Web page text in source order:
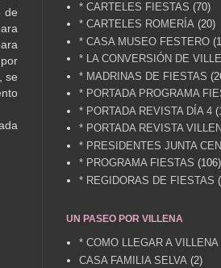
de
se
* CARTELES FIESTAS (70)
* CARTELES ROMERÍA (20)
* CASA MUSEO FESTERO
* LA CONVERSIÓN DE
* MADRINAS DE FIESTAS
* PORTADA PROGRAMA
* PORTADA REVISTA DÍA 4
* PORTADA REVISTA
* PRESIDENTES JUNTA
* PROGRAMA FIESTAS (106)
* REGIDORAS DE FIESTAS
UN PASEO POR VILLENA
* COMO LLEGAR A VILLENA
CASA FAMILIA SELVA (2)